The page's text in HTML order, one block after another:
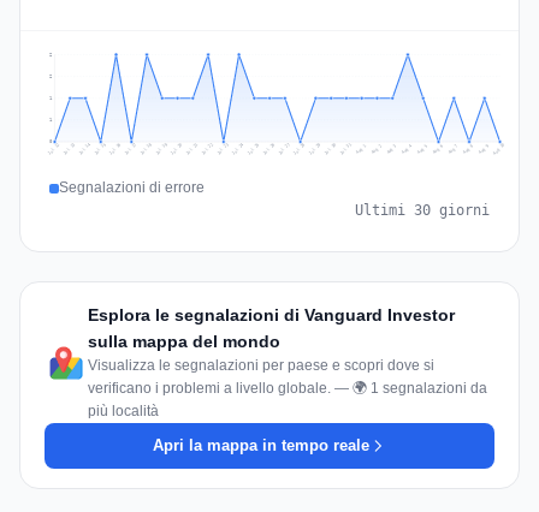
1
1
2
2
Jul 12 Jul 13 Jul 14 Jul 15 Jul 16 Jul 17 Jul 18 Jul 19 Jul 20 Jul 21 Jul 22 Jul 23 Jul 24 Jul 25 Jul 26 Jul 27 Jul 28 Jul 29 Jul 30 Jul 31 Aug 1 Aug 2 Aug 3 Aug 4 Aug 5 Aug 6 Aug 7 Aug 8 Aug 9 Aug 10
Segnalazioni di errore
Ultimi 30 giorni
Esplora le segnalazioni di Vanguard Investor
sulla mappa del mondo
Visualizza le segnalazioni per paese e scopri dove si
verificano i problemi a livello globale. — 🌍 1 segnalazioni da
più località
Apri la mappa in tempo reale